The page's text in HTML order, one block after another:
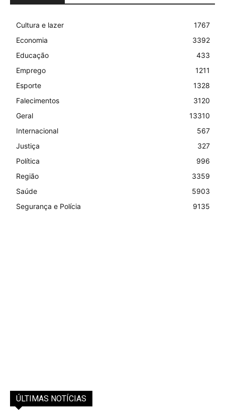
Cultura e lazer
1767
Economia
3392
Educação
433
Emprego
1211
Esporte
1328
Falecimentos
3120
Geral
13310
Internacional
567
Justiça
327
Política
996
Região
3359
Saúde
5903
Segurança e Polícia
9135
ÚLTIMAS NOTÍCIAS